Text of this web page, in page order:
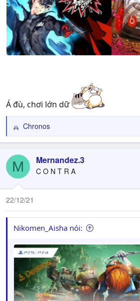
Á đù, chơi lớn dữ
R
e
c
i
o
n
:
Chronos
M Mernandez.3
C O N T R A
22/12/21
Nikomen_Aisha nói: